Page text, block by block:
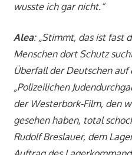
wusste ich gar nicht.“
Alea: „Stimmt, das ist fast
Menschen dort Schutz
Überfall der Deutschen auf
„Polizeilichen
der Westerbork-Film, den
gesehen haben, total
Rudolf Breslauer, dem